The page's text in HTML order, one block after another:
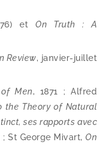
etOn Truth : A
Review, janvier-​juillet
Men, 1871 ; Alfred
the Theory of Natural
ses rap­ports avec
; St George Mivart, On